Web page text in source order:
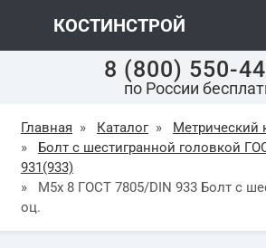
КОСТИНСТРОЙ
8 (800) 550-
по России
Главная » Каталог » Метрический
»
Болт с шестигранной головкой
931(933)
»
М5х 8 ГОСТ 7805/DIN 933 Болт с
оц.